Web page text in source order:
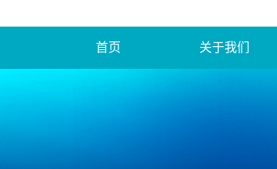
首页 关于我们